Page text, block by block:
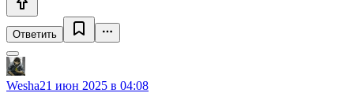
Ответить
Wesha21 июн 2025 в 04:08